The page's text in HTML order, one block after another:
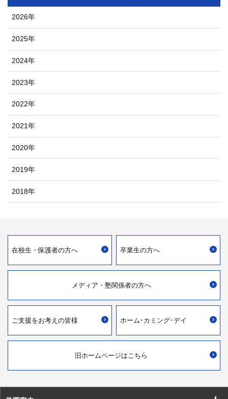
2026年
2025年
2024年
2023年
2022年
2021年
2020年
2019年
2018年
在校生・保護者の方へ 卒業生の方へ
メディア・ 塾関係者の方へ
ご支援をお考えの皆様 ホーム･カミング･デイ
旧ホームページはこちら